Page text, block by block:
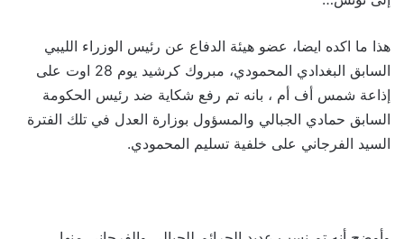
هذا ما اكده ايضا، عضو هيئة الدفاع عن رئيس الوزراء الليبي
السابق البغدادي المحمودي، مبروك كرشيد يوم 28 اوت على
إذاعة شمس أف أم ، بانه تم رفع شكاية ضد رئيس الحكومة
السابق حمادي الجبالي والمسؤول بوزارة العدل في تلك الفترة
السيد الفرجاني على خلفية تسليم المحمودي.